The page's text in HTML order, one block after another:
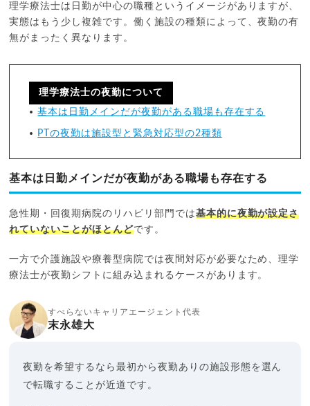
理学療法士は日勤が中心の職種というイメージがありますが、
実態はもう少し複雑です。働く施設の種類によって、夜勤の有
無がまったく異なります。
理学療法士の夜勤について
基本は日勤メインだが夜勤がある職場も存在する
PTの夜勤は施設型と緊急対応型の2種類
基本は日勤メインだが夜勤がある職場も存在する
急性期・回復期病院のリハビリ部門では基本的に夜勤が設定さ
れていないことがほとんどです。
一方で介護施設や療養型病院では夜間対応が必要なため、理学
療法士が夜勤シフトに組み込まれるケースがあります。
すべらないキャリアエージェント代表
末永雄大
夜勤を希望するなら最初から夜勤ありの施設形態を選ん
で転職することが近道です。